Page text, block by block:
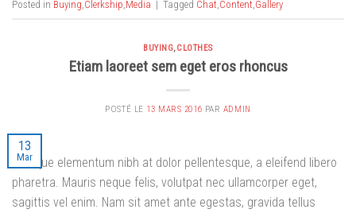
Posted in Buying Clerkship Media | Tagged Chat Content Gallery
BUYING,CLOTHES
Etiam laoreet sem eget eros rhoncus
POSTÉ LE 13 MARS 2016 PAR ADMIN
13
Mar
Quisque elementum nibh at dolor pellentesque, a eleifend libero
pharetra. Mauris neque felis, volutpat nec ullamcorper eget,
sagittis vel enim. Nam sit amet ante egestas, gravida tellus